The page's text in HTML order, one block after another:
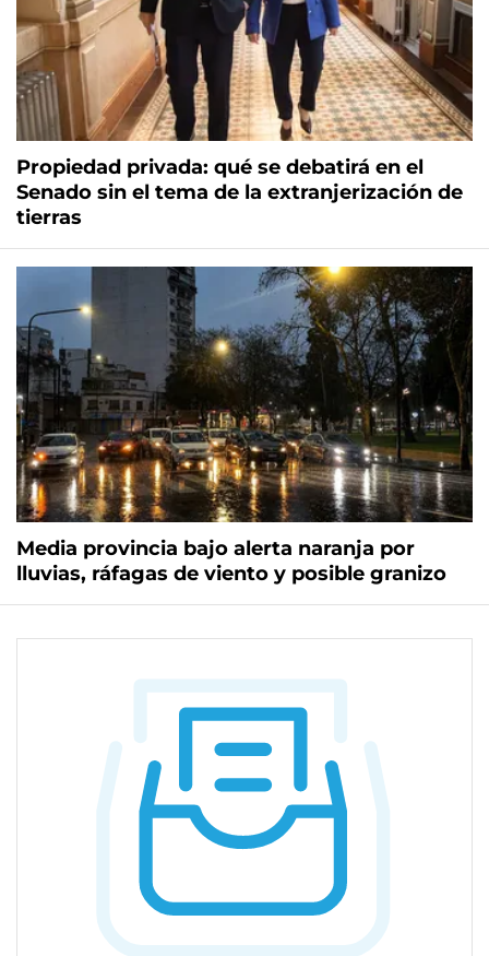
Propiedad privada: qué se debatirá en el
Senado sin el tema de la extranjerización de
tierras
Media provincia bajo alerta naranja por
lluvias, ráfagas de viento y posible granizo